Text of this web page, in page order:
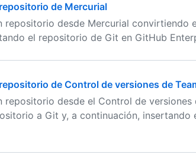
de Mercurial
repositorio desde Mercurial convirtiendo
el repositorio de Git en GitHub
de Control de versiones de
repositorio desde el Control de versiones
a Git y, a continuación,